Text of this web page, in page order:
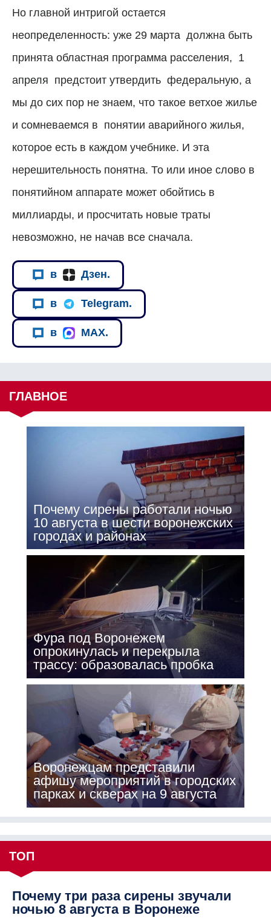
Но главной интригой остается
неопределенность: уже 29 марта должна быть
принята областная программа расселения, 1
апреля предстоит утвердить федеральную, а
мы до сих пор не знаем, что такое ветхое жилье
и сомневаемся в понятии аварийного жилья,
которое есть в каждом учебнике. И эта
нерешительность понятна. То или иное слово в
понятийном аппарате может обойтись в
миллиарды, и просчитать новые траты
невозможно, не начав все сначала.
в Дзен.
в Telegram.
в MAX.
ГЛАВНОЕ
Почему сирены работали ночью
10 августа в шести воронежских
городах и районах
Фура под Воронежем
опрокинулась и перекрыла
трассу: образовалась пробка
Воронежцам представили
афишу мероприятий в городских
парках и скверах на 9 августа
ТОП
Почему три раза сирены звучали
ночью 8 августа в Воронеже